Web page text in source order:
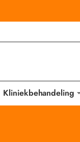
Kliniekbehandeling